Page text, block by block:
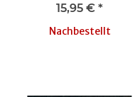
15,95 € *
Nachbestellt